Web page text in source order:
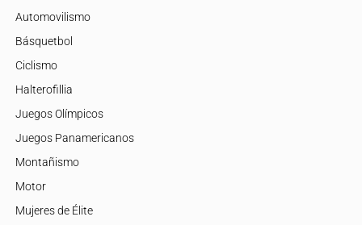
Automovilismo
Básquetbol
Ciclismo
Halterofillia
Juegos Olímpicos
Juegos Panamericanos
Montañismo
Motor
Mujeres de Élite